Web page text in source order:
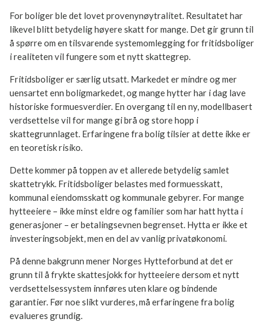
For boliger ble det lovet provenynøytralitet. Resultatet har
likevel blitt betydelig høyere skatt for mange. Det gir grunn til
å spørre om en tilsvarende systemomlegging for fritidsboliger
i realiteten vil fungere som et nytt skattegrep.
Fritidsboliger er særlig utsatt. Markedet er mindre og mer
uensartet enn boligmarkedet, og mange hytter har i dag lave
historiske formuesverdier. En overgang til en ny, modellbasert
verdsettelse vil for mange gi brå og store hopp i
skattegrunnlaget. Erfaringene fra bolig tilsier at dette ikke er
en teoretisk risiko.
Dette kommer på toppen av et allerede betydelig samlet
skattetrykk. Fritidsboliger belastes med formuesskatt,
kommunal eiendomsskatt og kommunale gebyrer. For mange
hytteeiere – ikke minst eldre og familier som har hatt hytta i
generasjoner – er betalingsevnen begrenset. Hytta er ikke et
investeringsobjekt, men en del av vanlig privatøkonomi.
På denne bakgrunn mener Norges Hytteforbund at det er
grunn til å frykte skattesjokk for hytteeiere dersom et nytt
verdsettelsessystem innføres uten klare og bindende
garantier. Før noe slikt vurderes, må erfaringene fra bolig
evalueres grundig.